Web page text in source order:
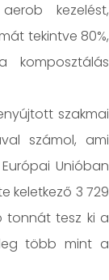
kezelést,
tekintve 80%,
komposztálás
szakmai
számol, ami
Unióban
keletkező 3 729
tonnát tesz ki a
több mint a